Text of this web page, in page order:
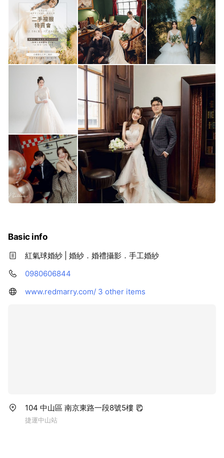
Basic info
紅氣球婚紗 | 婚紗．婚禮攝影．手工婚紗
0980606844
www.redmarry.com/ 3 other items
104 中山區 南京東路一段8號5樓
捷運中山站